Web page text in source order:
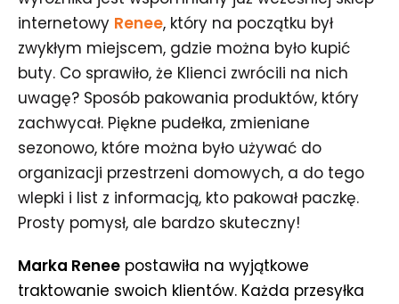
internetowy Renee, który na początku był
zwykłym miejscem, gdzie można było kupić
buty. Co sprawiło, że Klienci zwrócili na nich
uwagę? Sposób pakowania produktów, który
zachwycał. Piękne pudełka, zmieniane
sezonowo, które można było używać do
organizacji przestrzeni domowych, a do tego
wlepki i list z informacją, kto pakował paczkę.
Prosty pomysł, ale bardzo skuteczny!
Marka Renee postawiła na wyjątkowe
traktowanie swoich klientów. Każda przesyłka